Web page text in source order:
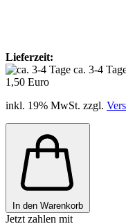
Lieferzeit:
ca. 3-4
1,50 Euro
inkl. 19% MwSt. zzgl.
In den Warenkorb
Jetzt zahlen mit